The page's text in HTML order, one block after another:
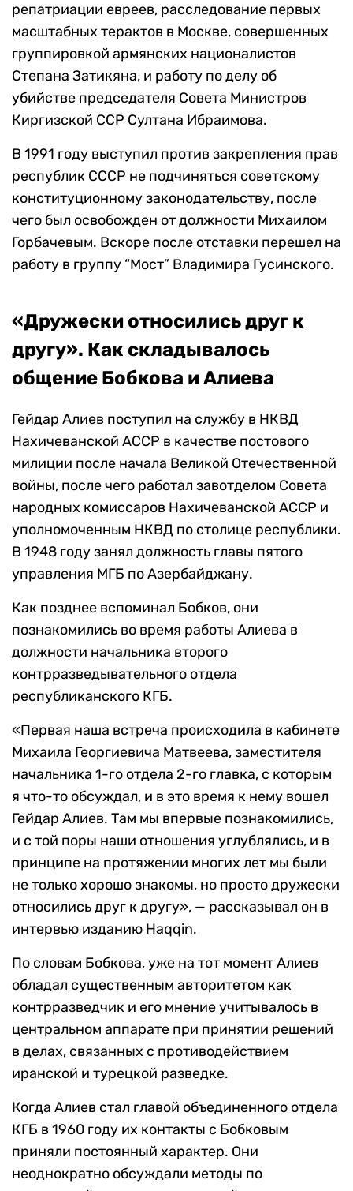
репатриации евреев, расследование первых
масштабных терактов в Москве, совершенных
группировкой армянских националистов
Степана Затикяна, и работу по делу об
убийстве председателя Совета Министров
Киргизской ССР Султана Ибраимова.
В 1991 году выступил против закрепления прав
республик СССР не подчиняться советскому
конституционному законодательству, после
чего был освобожден от должности Михаилом
Горбачевым. Вскоре после отставки перешел на
работу в группу “Мост” Владимира Гусинского.
«Дружески относились друг к
другу». Как складывалось
общение Бобкова и Алиева
Гейдар Алиев поступил на службу в НКВД
Нахичеванской АССР в качестве постового
милиции после начала Великой Отечественной
войны, после чего работал завотделом Совета
народных комиссаров Нахичеванской АССР и
уполномоченным НКВД по столице республики.
В 1948 году занял должность главы пятого
управления МГБ по Азербайджану.
Как позднее вспоминал Бобков, они
познакомились во время работы Алиева в
должности начальника второго
контрразведывательного отдела
республиканского КГБ.
«Первая наша встреча происходила в кабинете
Михаила Георгиевича Матвеева, заместителя
начальника 1-го отдела 2-го главка, с которым
я что-то обсуждал, и в это время к нему вошел
Гейдар Алиев. Там мы впервые познакомились,
и с той поры наши отношения углублялись, и в
принципе на протяжении многих лет мы были
не только хорошо знакомы, но просто дружески
относились друг к другу», — рассказывал он в
интервью изданию Haqqin.
По словам Бобкова, уже на тот момент Алиев
обладал существенным авторитетом как
контрразведчик и его мнение учитывалось в
центральном аппарате при принятии решений
в делах, связанных с противодействием
иранской и турецкой разведке.
Когда Алиев стал главой объединенного отдела
КГБ в 1960 году их контакты с Бобковым
приняли постоянный характер. Они
неоднократно обсуждали методы по